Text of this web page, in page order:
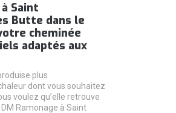
Saint
Butte dans le
cheminée
adaptés aux
plus
dont vous souhaitez
voulez qu’elle retrouve
Ramonage à Saint